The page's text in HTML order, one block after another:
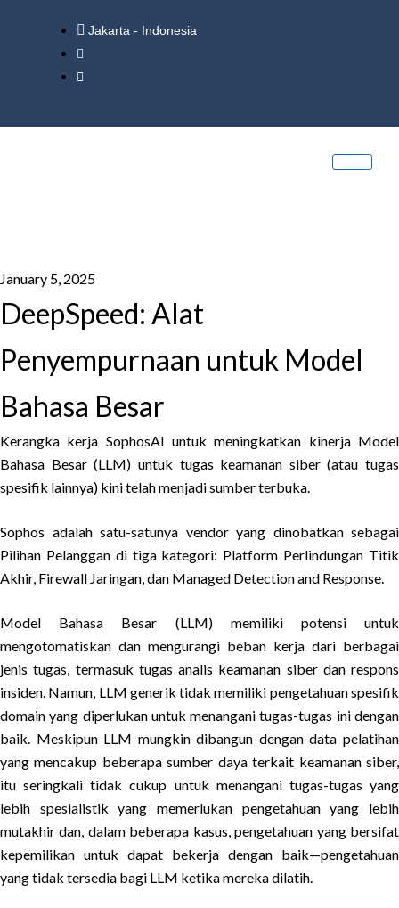
Jakarta - Indonesia
January 5, 2025
DeepSpeed: Alat
Penyempurnaan untuk Model
Bahasa Besar
Kerangka kerja SophosAI untuk meningkatkan kinerja Model
Bahasa Besar (LLM) untuk tugas keamanan siber (atau tugas
spesifik lainnya) kini telah menjadi sumber terbuka.
Sophos adalah satu-satunya vendor yang dinobatkan sebagai
Pilihan Pelanggan di tiga kategori: Platform Perlindungan Titik
Akhir, Firewall Jaringan, dan Managed Detection and Response.
Model Bahasa Besar (LLM) memiliki potensi untuk
mengotomatiskan dan mengurangi beban kerja dari berbagai
jenis tugas, termasuk tugas analis keamanan siber dan respons
insiden. Namun, LLM generik tidak memiliki pengetahuan spesifik
domain yang diperlukan untuk menangani tugas-tugas ini dengan
baik. Meskipun LLM mungkin dibangun dengan data pelatihan
yang mencakup beberapa sumber daya terkait keamanan siber,
itu seringkali tidak cukup untuk menangani tugas-tugas yang
lebih spesialistik yang memerlukan pengetahuan yang lebih
mutakhir dan, dalam beberapa kasus, pengetahuan yang bersifat
kepemilikan untuk dapat bekerja dengan baik—pengetahuan
yang tidak tersedia bagi LLM ketika mereka dilatih.